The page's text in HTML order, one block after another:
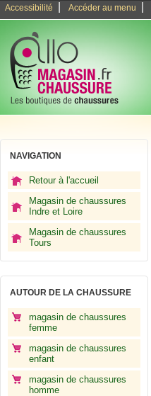
Accessibilité Accéder au menu
NAVIGATION
Retour à l'accueil
Magasin de chaussures
Indre et Loire
Magasin de chaussures
Tours
AUTOUR DE LA CHAUSSURE
magasin de chaussures
femme
magasin de chaussures
enfant
magasin de chaussures
homme